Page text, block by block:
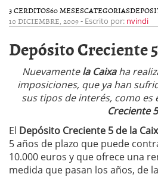
3 CERDITOS60 MESESCATEGORIAS
10 DICIEMBRE, 2009- Escrito por: nvindi
Depósito Creciente
Nuevamentela Caixaha
imposiciones, que ya han
sus tipos de interés, como es
Creciente
El Depósito Creciente 5 de la
5 años de plazo que puede
10.000 euros y que ofrece una
medida que pasan los años, de